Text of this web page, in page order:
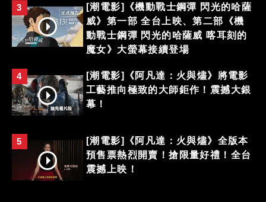
3
[潮電影]《機動戰士鋼彈 閃光的哈薩
威》第一部 全台上映、第二部《機
動戰士鋼彈 閃光的哈薩威 喀耳刻的
魔女》大螢幕接續登場
4
[潮電影]《阿凡達：火與燼》將電影
工藝推向極致的大師鉅作！震撼大銀
幕！
5
[潮電影]《阿凡達：火與燼》全版本
預售票熱烈開賣！搶限量好禮！全台
震撼上映！